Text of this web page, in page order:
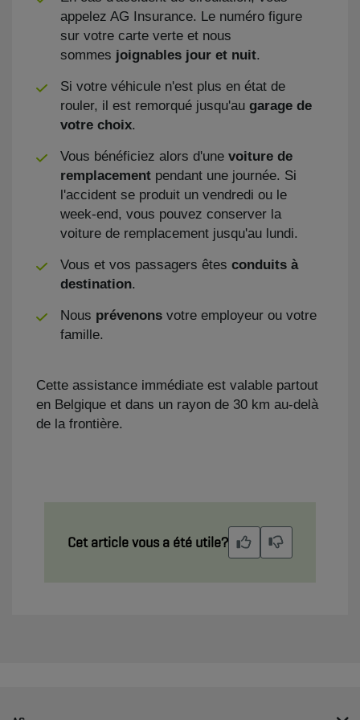
appelez AG Insurance. Le numéro figure
sur votre carte verte et nous
sommes joignables jour et nuit.
Si votre véhicule n'est plus en état de
rouler, il est remorqué jusqu'au garage de
votre choix.
Vous bénéficiez alors d'une voiture de
remplacement pendant une journée. Si
l'accident se produit un vendredi ou le
week-end, vous pouvez conserver la
voiture de remplacement jusqu'au lundi.
Vous et vos passagers êtes conduits à
destination.
Nous prévenons votre employeur ou votre
famille.
Cette assistance immédiate est valable partout
en Belgique et dans un rayon de 30 km au-delà
de la frontière.
Cet article vous a été utile?